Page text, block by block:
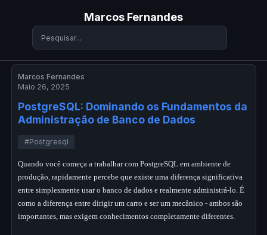
Marcos Fernandes
Marcos Fernandes
Maio 26, 2025
PostgreSQL: Dominando os Fundamentos da
Administração de Banco de Dados
#Postgresql
Quando você começa a trabalhar com PostgreSQL em ambiente de
produção, rapidamente percebe que existe uma diferença significativa
entre simplesmente usar o banco de dados e realmente administrá-lo. É
como a diferença entre dirigir um carro e ser um mecânico - ambos são
importantes, mas exigem conhecimentos completamente diferentes.